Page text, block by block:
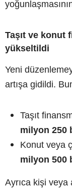
Taşıt ve konut
yükseltildi
Yeni
artışa gidildi.
Taşıt
milyon 250
Konut veya
milyon 500
Ayrıca kişi veya